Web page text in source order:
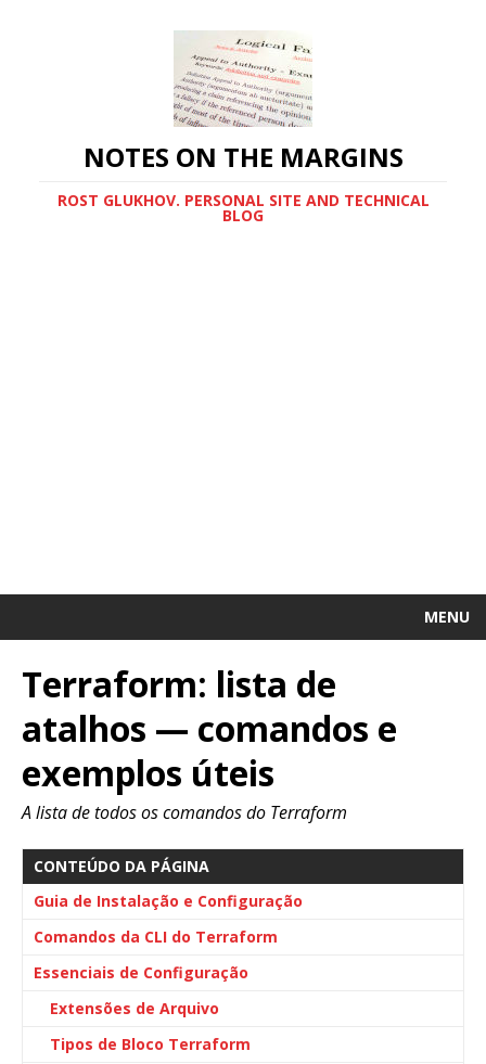
NOTES ON THE MARGINS
ROST GLUKHOV. PERSONAL SITE AND TECHNICAL
BLOG
MENU
Terraform: lista de
atalhos — comandos e
exemplos úteis
A lista de todos os comandos do Terraform
CONTEÚDO DA PÁGINA
Guia de Instalação e Configuração
Comandos da CLI do Terraform
Essenciais de Configuração
Extensões de Arquivo
Tipos de Bloco Terraform